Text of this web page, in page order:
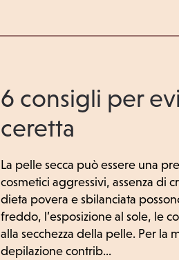
6 consigli per
ceretta
La pelle secca può essere una
cosmetici aggressivi, assenza di
dieta povera e sbilanciata
freddo, l’esposizione al sole, le
alla secchezza della pelle. Per
depilazione contrib...